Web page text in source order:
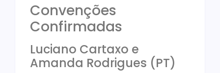
Convenções
Confirmadas
Luciano Cartaxo e
Amanda Rodrigues (PT)